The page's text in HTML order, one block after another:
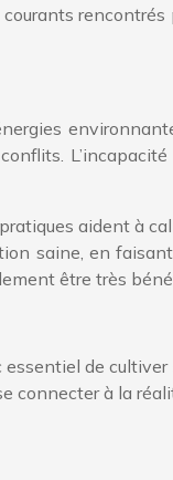
aident à
saine, en
être très
de
connecter à la